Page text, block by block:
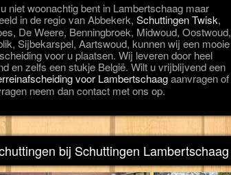
niet woonachtig bent in Lambertschaag maar
in de regio van Abbekerk, Schuttingen Twisk,
De Weere, Benningbroek, Midwoud, Oostwoud,
Sijbekarspel, Aartswoud, kunnen wij een mooie
voor u plaatsen. Wij leveren door heel
en zelfs een stukje België. Wilt u vrijblijvend een
voor Lambertschaagaanvragen of
neem dan contact met ons op.
bij Schuttingen Lambertschaag